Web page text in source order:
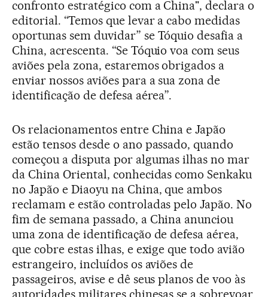
confronto estratégico com a China", declara o
editorial. “Temos que levar a cabo medidas
oportunas sem duvidar” se Tóquio desafia a
China, acrescenta. “Se Tóquio voa com seus
aviões pela zona, estaremos obrigados a
enviar nossos aviões para a sua zona de
identificação de defesa aérea”.
Os relacionamentos entre China e Japão
estão tensos desde o ano passado, quando
começou a disputa por algumas ilhas no mar
da China Oriental, conhecidas como Senkaku
no Japão e Diaoyu na China, que ambos
reclamam e estão controladas pelo Japão. No
fim de semana passado, a China anunciou
uma zona de identificação de defesa aérea,
que cobre estas ilhas, e exige que todo avião
estrangeiro, incluídos os aviões de
passageiros, avise e dê seus planos de voo às
autoridades militares chinesas se a sobrevoar.